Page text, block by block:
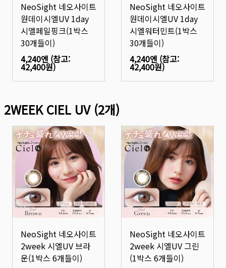
NeoSight 네오사이트
원데이시엘UV 1day
시엘페일핑크(1박스
30개들이)
4,240엔 (참고:
42,400원)
NeoSight 네오사이트
원데이시엘UV 1day
시엘워터민트(1박스
30개들이)
4,240엔 (참고:
42,400원)
2WEEK CIEL UV(2개)
NeoSight 네오사이트
2week 시엘UV 브라
운(1박스 6개들이)
NeoSight 네오사이트
2week 시엘UV 그린
(1박스 6개들이)